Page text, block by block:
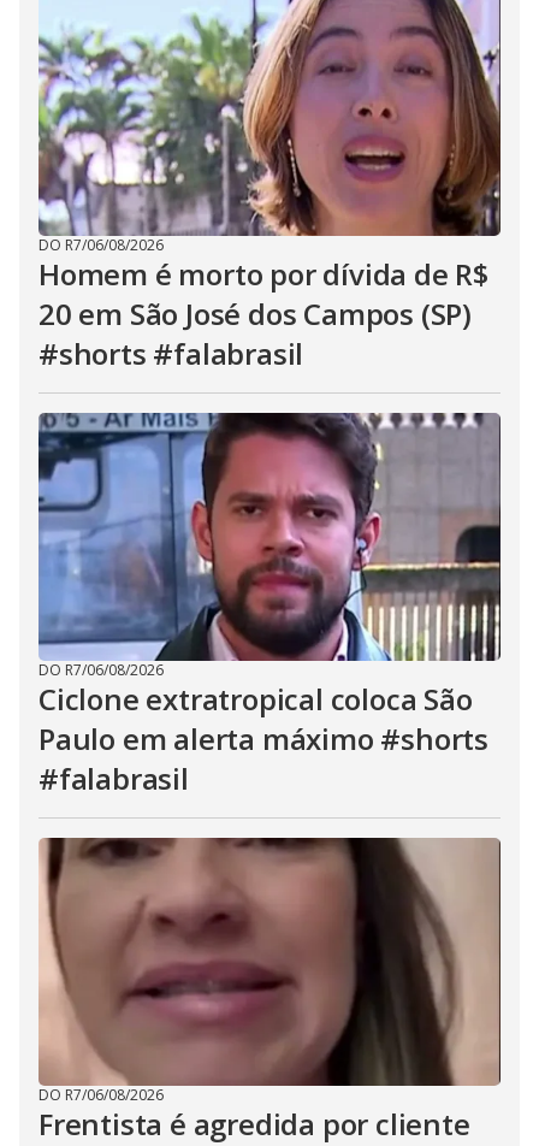
DO R7/06/08/2026
Homem é morto por dívida de R$
20 em São José dos Campos (SP)
#shorts #falabrasil
DO R7/06/08/2026
Ciclone extratropical coloca São
Paulo em alerta máximo #shorts
#falabrasil
DO R7/06/08/2026
Frentista é agredida por cliente